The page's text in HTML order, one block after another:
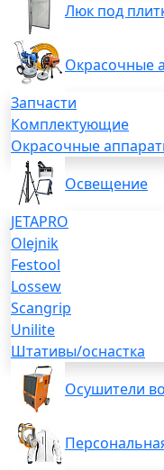
Люк под
Окрасочные
Запчасти
Комплектующие
Окрасочные
Освещение
JETAPRO
Olejnik
Festool
Lossew
Scangrip
Unilite
Штативы/оснастка
Осушители